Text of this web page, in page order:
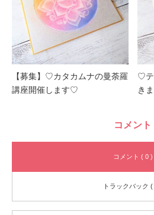
【募集】♡カタカムナの曼荼羅
講座開催します♡
♡テ
き
コメント
コメント ( 0 )
トラックバック (